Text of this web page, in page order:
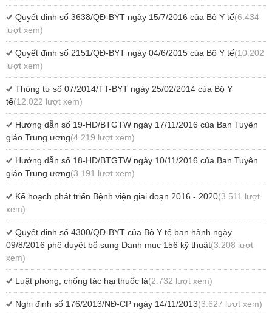
Quyết định số 3638/QĐ-BYT ngày 15/7/2016 của Bộ Y tế(6.434
lượt xem)
Quyết định số 2151/QĐ-BYT ngày 04/6/2015 của Bộ Y tế(10.202
lượt xem)
Thông tư số 07/2014/TT-BYT ngày 25/02/2014 của Bộ Y
tế(12.022 lượt xem)
Hướng dẫn số 19-HD/BTGTW ngày 17/11/2016 của Ban Tuyên
giáo Trung ương(4.219 lượt xem)
Hướng dẫn số 18-HD/BTGTW ngày 10/11/2016 của Ban Tuyên
giáo Trung ương(3.191 lượt xem)
Kế hoạch phát triển Bệnh viện giai đoạn 2016 - 2020(3.511 lượt
xem)
Quyết định số 4300/QĐ-BYT của Bộ Y tế ban hành ngày
09/8/2016 phê duyệt bổ sung Danh mục 156 kỹ thuật(3.208 lượt
xem)
Luật phòng, chống tác hại thuốc lá(2.732 lượt xem)
Nghị định số 176/2013/NĐ-CP ngày 14/11/2013(3.627 lượt xem)